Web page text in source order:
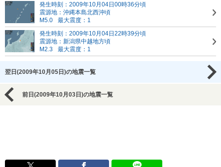
発生時刻：2009年10月04日00時36分頃
震源地：沖縄本島北西沖頃
M5.0
最大震度：1
発生時刻：2009年10月04日22時39分頃
震源地：新潟県中越地方頃
M2.3
最大震度：1
翌日(2009年10月05日)の地震一覧
前日(2009年10月03日)の地震一覧